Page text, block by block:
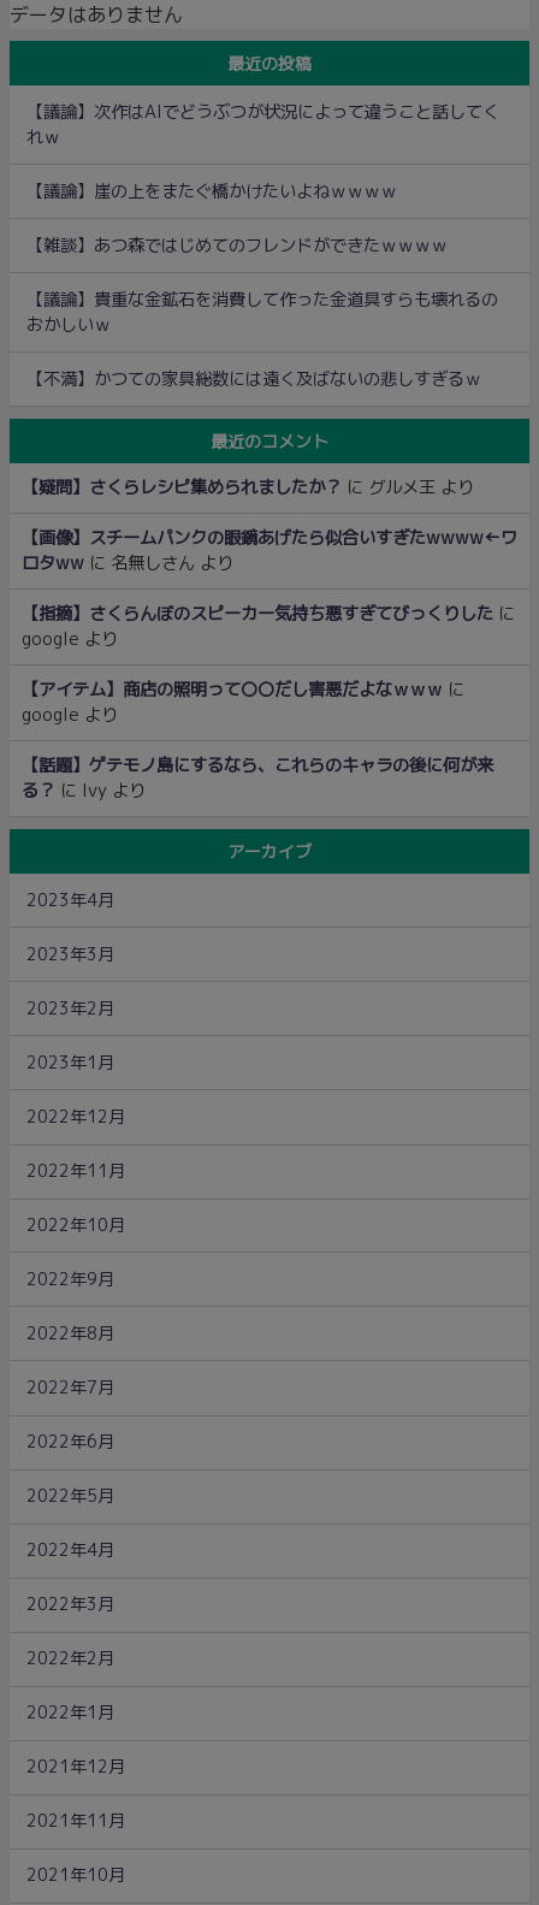
データはありません
最近の投稿
【議論】次作はAIでどうぶつが状況によって違うこと話してく
れｗ
【議論】崖の上をまたぐ橋かけたいよねｗｗｗｗ
【雑談】あつ森ではじめてのフレンドができたｗｗｗｗ
【議論】貴重な金鉱石を消費して作った金道具すらも壊れるの
おかしいｗ
【不満】かつての家具総数には遠く及ばないの悲しすぎるｗ
最近のコメント
【疑問】さくらレシピ集められましたか？ に グルメ王 より
【画像】スチームパンクの眼鏡あげたら似合いすぎたwwww←ワ
ロタww に 名無しさん より
【指摘】さくらんぼのスピーカー気持ち悪すぎてびっくりした に
google より
【アイテム】商店の照明って〇〇だし害悪だよなｗｗｗ に
google より
【話題】ゲテモノ島にするなら、これらのキャラの後に何が来
る？ に Ivy より
アーカイブ
2023年4月
2023年3月
2023年2月
2023年1月
2022年12月
2022年11月
2022年10月
2022年9月
2022年8月
2022年7月
2022年6月
2022年5月
2022年4月
2022年3月
2022年2月
2022年1月
2021年12月
2021年11月
2021年10月